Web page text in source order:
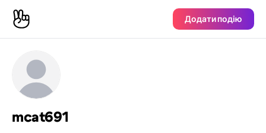
Додати подію
mcat691